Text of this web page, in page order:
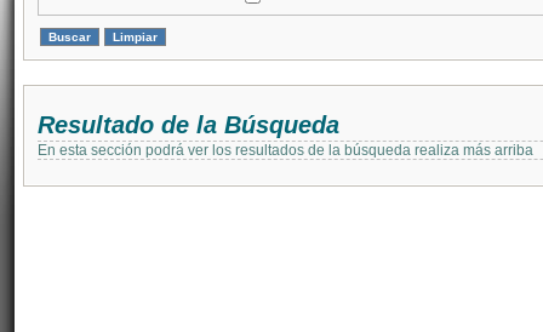
Resultado de la Búsqueda
En esta sección podrá ver los resultados de la búsqueda realiza más arriba